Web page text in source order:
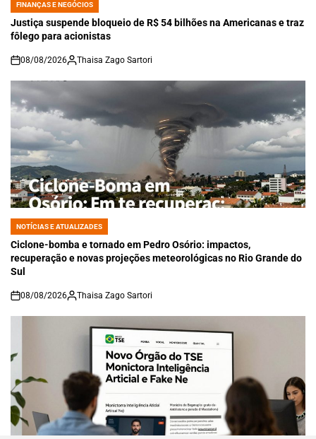
POSTED
IN
FINANÇAS E NEGÓCIOS
Justiça suspende bloqueio de R$ 54 bilhões na Americanas e traz
fôlego para acionistas
on
08/08/2026 Thaisa Zago Sartori
POSTED
IN
NOTÍCIAS E ATUALIZADES
Ciclone-bomba e tornado em Pedro Osório: impactos,
recuperação e novas projeções meteorológicas no Rio Grande do
Sul
on
08/08/2026 Thaisa Zago Sartori